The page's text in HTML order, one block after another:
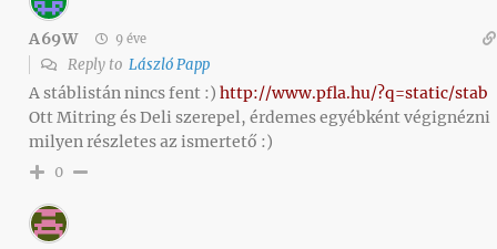
A69W 9 éve
Reply to László Papp
A stáblistán nincs fent :) http://www.pfla.hu/?q=static/stab
Ott Mitring és Deli szerepel, érdemes egyébként végignézni
milyen részletes az ismertető :)
0